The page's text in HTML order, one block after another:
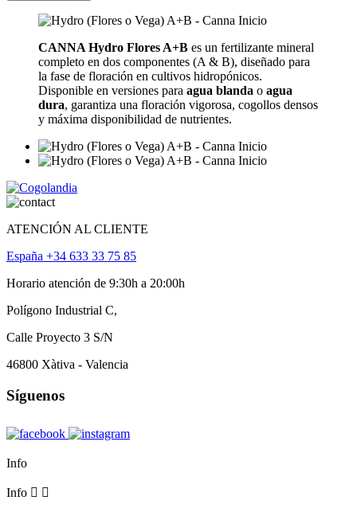
CANNA Hydro Flores A+B es un fertilizante mineral
completo en dos componentes (A & B), diseñado para
la fase de floración en cultivos hidropónicos.
Disponible en versiones para agua blanda o agua
dura, garantiza una floración vigorosa, cogollos densos
y máxima disponibilidad de nutrientes.
ATENCIÓN AL CLIENTE
España +34 633 33 75 85
Horario atención de 9:30h a 20:00h
Polígono Industrial C,
Calle Proyecto 3 S/N
46800 Xàtiva - Valencia
Síguenos
Info
Info  